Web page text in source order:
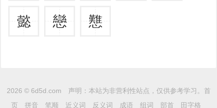
懿 戀 戁
2026 © 6d5d.com 声明：本站为非营利性站点，仅供参考学习。 首
页
拼音 笔顺 近义词 反义词 成语 组词 部首 田字格